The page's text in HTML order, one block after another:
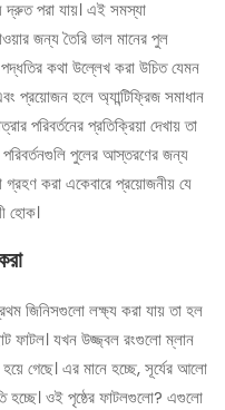
দ্রুত পরা যায়। এই সমস্যা
জন্য তৈরি ভাল মানের পুল
কথা উল্লেখ করা উচিত যেমন
প্রয়োজন হলে অ্যান্টিফ্রিজ সমাধান
পরিবর্তনের প্রতিক্রিয়া দেখায় তা
পুলের আস্তরণের জন্য
গ্রহণ করা একেবারে প্রয়োজনীয় যে
হোক।
জিনিসগুলো লক্ষ্য করা যায় তা হল
ফাটল। যখন উজ্জ্বল রংগুলো ম্লান
গেছে। এর মানে হচ্ছে, সূর্যের আলো
হচ্ছে। ওই পৃষ্ঠের ফাটলগুলো? এগুলো